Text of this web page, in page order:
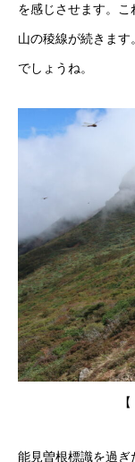
を感じさせます。
山の稜線が続きま
でしょうね。
能見曽根標識を過